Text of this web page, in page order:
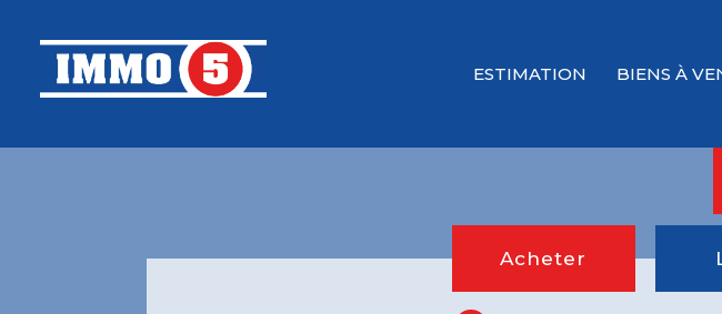
ESTIMATION BIENS À
Acheter